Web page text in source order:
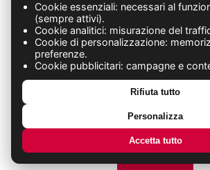
Cookie essenziali: necessari al
(sempre attivi).
Cookie analitici: misurazione del
Cookie di personalizzazione:
preferenze.
Cookie pubblicitari: campagne e
Rifiuta tutto
Personalizza
Accetta tutto